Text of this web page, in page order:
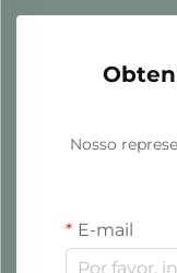
Nosso
E-mail